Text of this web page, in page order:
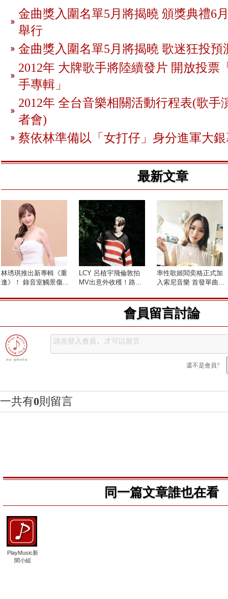
金曲獎入圍名單5月將揭曉 頒獎典禮6
舉行
金曲獎入圍名單5月將揭曉 歌迷狂投預
2012年 大牌歌手將陸續發片 開放投票
手專輯」
2012年 全台音樂相關活動行程表(歌手
者會)
蔡依林準備以「女打仔」身分進軍大
最新文章
林琇琪推出新專輯《重
逢》！ 錄音室觸景傷...
LCY 呂植宇飛倫敦拍
MV出意外收穫！路...
率性歌姬閻奕格正式加
入索尼音樂 首發單曲...
會員留言討論
還不是會員?
一共有0則留言
同一篇文章誰也在看
PlayMusic新
聞小組